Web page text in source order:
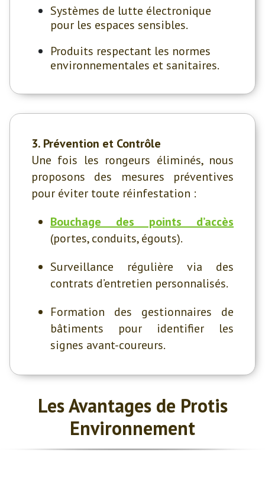
Systèmes de lutte électronique
pour les espaces sensibles.
Produits respectant les normes
environnementales et sanitaires.
3. Prévention et Contrôle
Une fois les rongeurs éliminés, nous
proposons des mesures préventives
pour éviter toute réinfestation :
Bouchage des points d’accès
(portes, conduits, égouts).
Surveillance régulière via des
contrats d’entretien personnalisés.
Formation des gestionnaires de
bâtiments pour identifier les
signes avant-coureurs.
Les Avantages de Protis
Environnement